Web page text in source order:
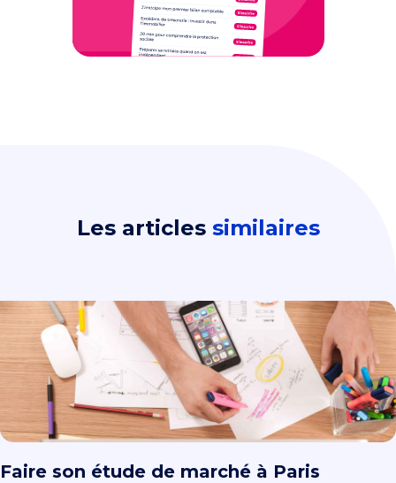
Les articles similaires
Faire son étude de marché à Paris